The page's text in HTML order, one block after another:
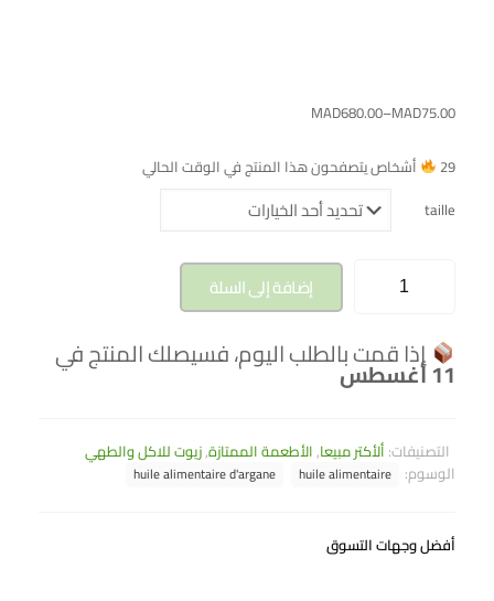
MAD75.00
–
MAD680.00
29
أشخاص يتصفحون هذا المنتج في الوقت الحالي
taille
إضافة إلى السلة
إذا قمت بالطلب اليوم، فسيصلك المنتج في
11 أغسطس
التصنيفات: ألأكتر مبيعا,الأطعمة الممتازة,زيوت للاكل والطهي
الوسوم: huile alimentaire
huile alimentaire d'argane
أفضل وجهات التسوق